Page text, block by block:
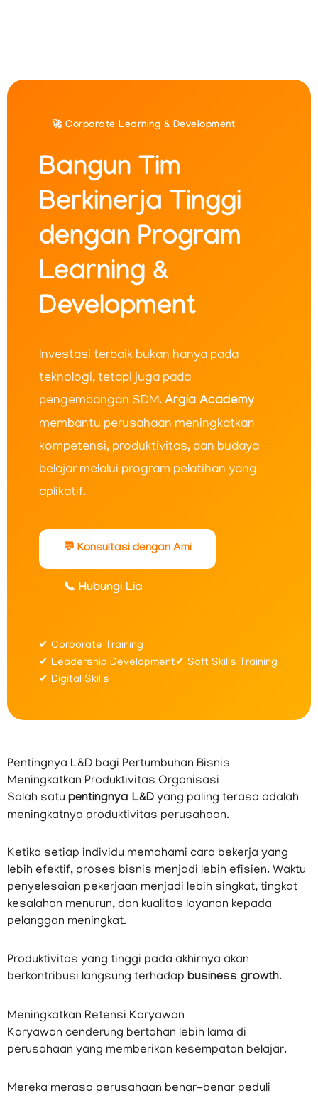
🚀 Corporate Learning & Development
Bangun Tim
Berkinerja Tinggi
dengan Program
Learning &
Development
Investasi terbaik bukan hanya pada
teknologi, tetapi juga pada
pengembangan SDM. Argia Academy
membantu perusahaan meningkatkan
kompetensi, produktivitas, dan budaya
belajar melalui program pelatihan yang
aplikatif.
💬 Konsultasi dengan Ami
📞 Hubungi Lia
✔ Corporate Training
✔ Leadership Development✔ Soft Skills Training
✔ Digital Skills
Pentingnya L&D bagi Pertumbuhan Bisnis
Meningkatkan Produktivitas Organisasi
Salah satu pentingnya L&D yang paling terasa adalah
meningkatnya produktivitas perusahaan.
Ketika setiap individu memahami cara bekerja yang
lebih efektif, proses bisnis menjadi lebih efisien. Waktu
penyelesaian pekerjaan menjadi lebih singkat, tingkat
kesalahan menurun, dan kualitas layanan kepada
pelanggan meningkat.
Produktivitas yang tinggi pada akhirnya akan
berkontribusi langsung terhadap business growth.
Meningkatkan Retensi Karyawan
Karyawan cenderung bertahan lebih lama di
perusahaan yang memberikan kesempatan belajar.
Mereka merasa perusahaan benar-benar peduli